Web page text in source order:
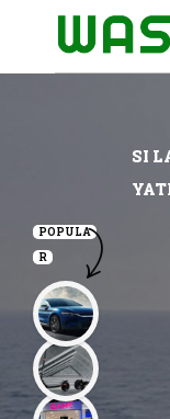
SI
POPULA
R